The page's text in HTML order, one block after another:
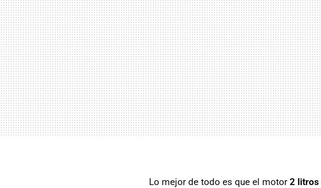
Lo mejor de todo es que el motor2 litros